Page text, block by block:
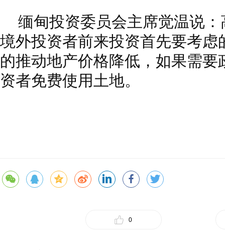
缅甸投资委员会主席觉温说
境外投资者前来投资首先要考虑
的推动地产价格降低，如果需
资者免费使用土地。
0